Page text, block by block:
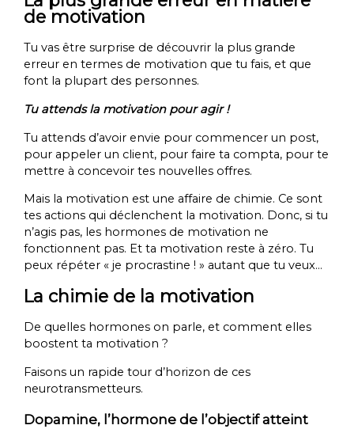
de motivation
Tu vas être surprise de découvrir la plus grande
erreur en termes de motivation que tu fais, et que
font la plupart des personnes.
Tu attends la motivation pour agir !
Tu attends d’avoir envie pour commencer un post,
pour appeler un client, pour faire ta compta, pour te
mettre à concevoir tes nouvelles offres.
Mais la motivation est une affaire de chimie. Ce sont
tes actions qui déclenchent la motivation. Donc, si tu
n’agis pas, les hormones de motivation ne
fonctionnent pas. Et ta motivation reste à zéro. Tu
peux répéter « je procrastine ! » autant que tu veux…
La chimie de la motivation
De quelles hormones on parle, et comment elles
boostent ta motivation ?
Faisons un rapide tour d’horizon de ces
neurotransmetteurs.
Dopamine, l’hormone de l’objectif atteint